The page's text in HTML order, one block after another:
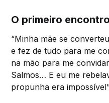
O primeiro
“Minha mãe se
e fez de tudo para me
na mão para me
Salmos… E eu me
propunha era